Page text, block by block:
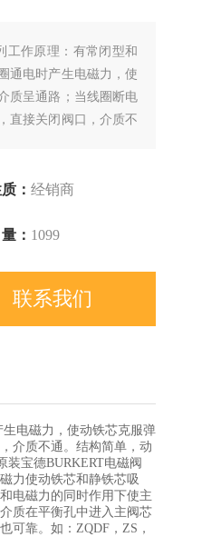
工作原理：有常闭型和
通电时产生电磁力，使
质呈通路；当线圈断电
直接关闭阀口，介质不
： 经销商
： 1099
联系我们
电磁力，使动铁芯克服弹
介质不通。结构简单，动
装宝德BURKERT电磁阀
力使动铁芯和静铁芯吸
电磁力的同时作用下使主
质在平衡孔中进入主阀芯
可靠。如：ZQDF，ZS，